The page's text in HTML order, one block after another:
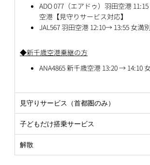
ADO 077（エアドゥ）羽田空港
空港【見守りサービス対応】
JAL567 羽田空港 12:10→ 13:55 女満
◆新千歳空港乗継の方
ANA4865 新千歳空港 13:20 → 14:10
見守りサービス（首都圏のみ）
子どもだけ搭乗サービス
解散